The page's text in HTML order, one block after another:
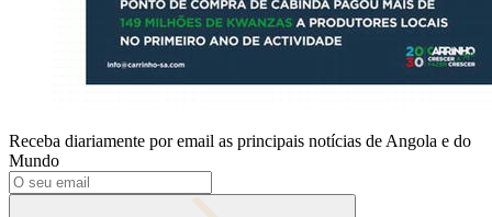
Receba diariamente por email as principais notícias de Angola e do
Mundo